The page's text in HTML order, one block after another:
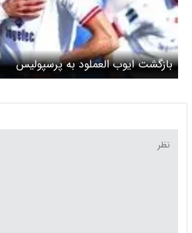
بازگشت ایوب العملود به پرسپولیس